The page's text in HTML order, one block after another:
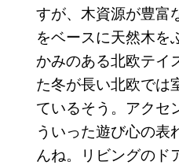
すが、木資源が豊富
をベースに天然木を
かみのある北欧テイ
た冬が長い北欧では
ているそう。アクセ
ういった遊び心の表
んね。リビングのド